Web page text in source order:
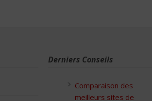
Derniers Conseils
Comparaison des
meilleurs sites de